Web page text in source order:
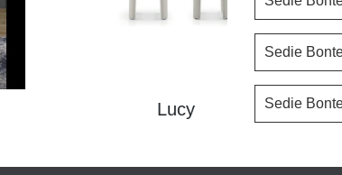
Lucy
Sedie
Sedie